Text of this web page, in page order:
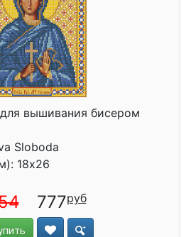
вышивания бисером
Sloboda
18x26
777